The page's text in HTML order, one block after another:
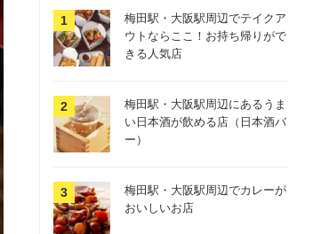
梅田駅・大阪駅周辺でテイクア
ウトならここ！お持ち帰りがで
きる人気店
梅田駅・大阪駅周辺にあるうま
い日本酒が飲める店（日本酒バ
ー）
梅田駅・大阪駅周辺でカレーが
おいしいお店